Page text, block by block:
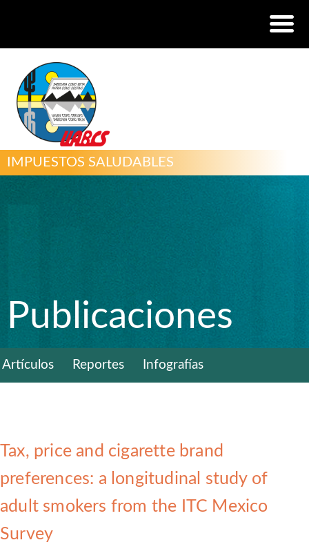
IMPUESTOS SALUDABLES
Publicaciones
Artículos Reportes Infografías
Tax, price and cigarette brand
preferences: a longitudinal study of
adult smokers from the ITC Mexico
Survey